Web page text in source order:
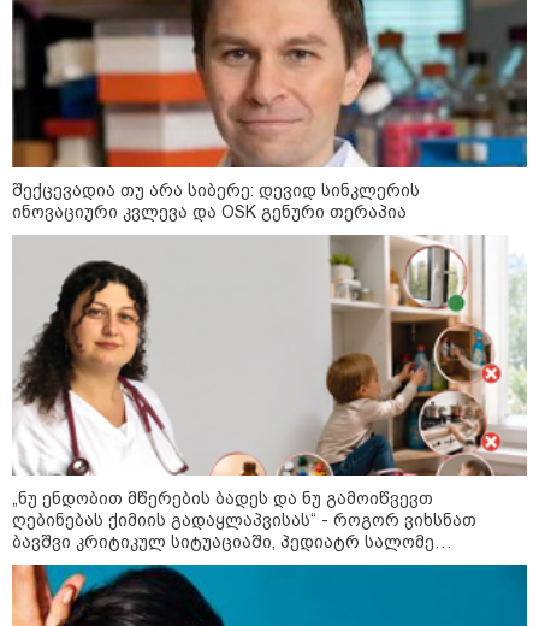
კატეგორიები
დღის ზოგადი
ასტროლოგიური
შექცევადია თუ არა სიბერე: დევიდ სინკლერის
ინოვაციური კვლევა და OSK გენური თერაპია
„ნუ ენდობით მწერების ბადეს და ნუ გამოიწვევთ
ღებინებას ქიმიის გადაყლაპვისას“ - როგორ ვიხსნათ
ბავშვი კრიტიკულ სიტუაციაში, პედიატრ სალომე
ახვლედიანის რჩევები